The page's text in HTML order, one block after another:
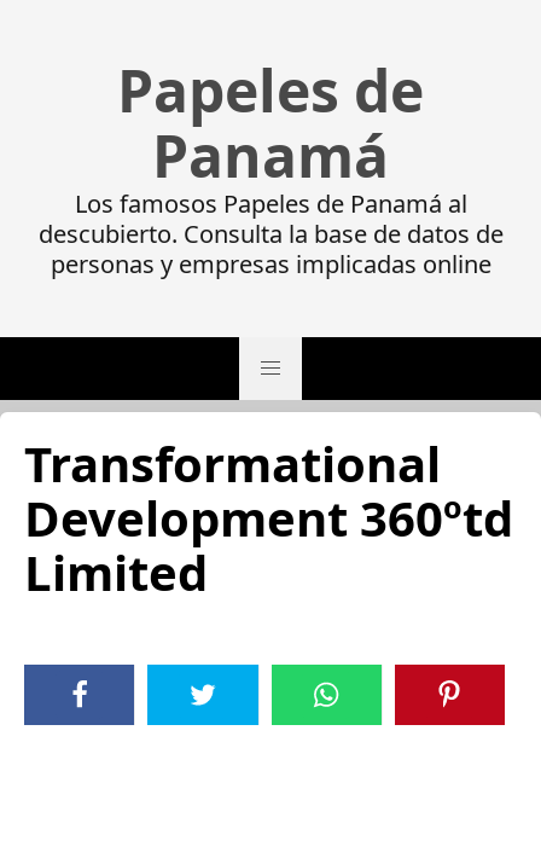
Papeles de
Panamá
Los famosos Papeles de Panamá al
descubierto. Consulta la base de datos de
personas y empresas implicadas online
Transformational
Development 360ºtd
Limited